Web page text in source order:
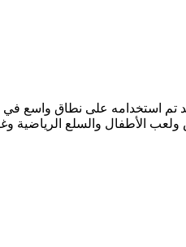
استخدامه على نطاق واسع في
ولعب الأطفال والسلع الرياضية